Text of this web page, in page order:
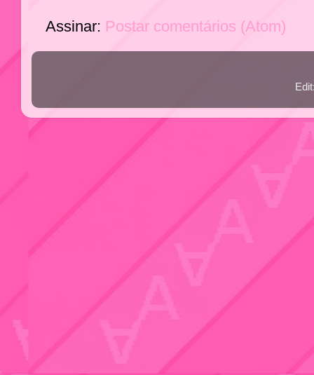
Assinar: Postar comentários (Atom)